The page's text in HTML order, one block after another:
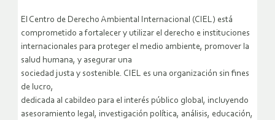
El Centro de Derecho Ambiental Internacional (CIEL) está
comprometido a fortalecer y utilizar el derecho e instituciones
internacionales para proteger el medio ambiente, promover la
salud humana, y asegurar una
sociedad justa y sostenible. CIEL es una organización sin fines
de lucro,
dedicada al cabildeo para el interés público global, incluyendo
asesoramiento legal, investigación política, análisis, educación,